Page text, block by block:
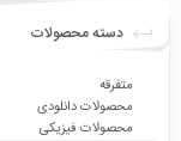
دسته محصولات
متفرقه
محصولات دانلودی
محصولات فیزیکی